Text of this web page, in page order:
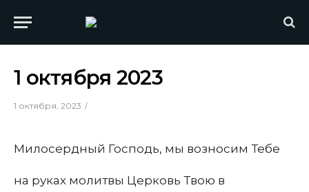
1 октября 2023
1 октября, 2023
Милосердный Господь, мы возносим Тебе
на руках молитвы Церковь Твою в